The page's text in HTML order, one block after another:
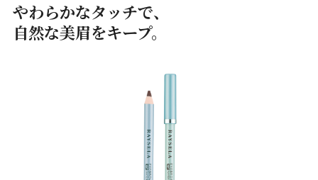
やわらかなタッチで、
自然な美眉をキープ。